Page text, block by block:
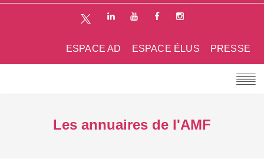
PRESSE
ESPACE ÉLUS
ESPACE AD
Les annuaires de l'AMF